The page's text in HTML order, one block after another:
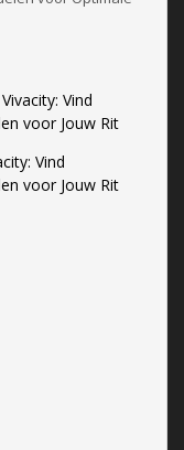
Vind
voor Jouw Rit
Vind
voor Jouw Rit